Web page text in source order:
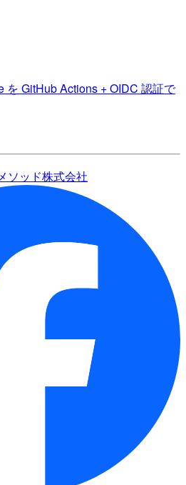
を GitHub Actions + OIDC 認証で
ソッド株式会社